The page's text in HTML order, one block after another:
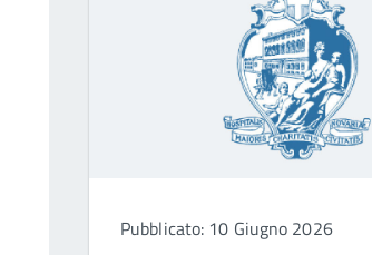
Pubblicato: 10 Giugno 2026